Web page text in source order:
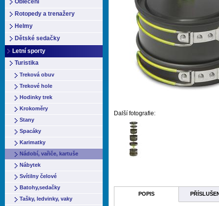
Oblečení
Rotopedy a trenažery
Helmy
Dětské sedačky
Letní sporty
Turistika
Treková obuv
Trekové hole
Hodinky trek
Krokoměry
Stany
Spacáky
Karimatky
Nádobí, vařiče, kartuše
Nábytek
Svítilny čelové
Batohy,sedačky
Tašky, ledvinky, vaky
Další fotografie:
POPIS